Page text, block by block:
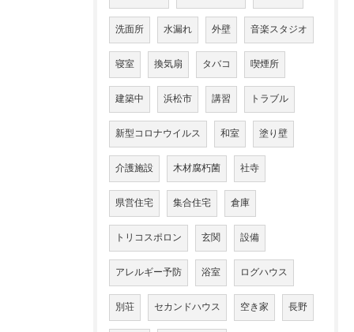
洗面所 水漏れ 外壁 音楽スタジオ
寝室 換気扇 タバコ 喫煙所
建築中 浜松市 講習 トラブル
新型コロナウイルス 和室 塗り壁
介護施設 木材腐朽菌 社寺
県営住宅 集合住宅 倉庫
トリコスポロン 玄関 設備
アレルギー予防 浴室 ログハウス
別荘 セカンドハウス 空き家 長野